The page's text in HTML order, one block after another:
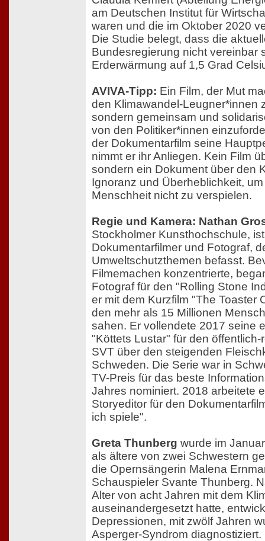
am Deutschen Institut für
waren und die im Oktober 2020
Die Studie belegt, dass die
Bundesregierung nicht vereinbar
Erderwärmung auf 1,5 Grad
AVIVA-Tipp: Ein Film, der Mut
den Klimawandel-Leugner*innen
sondern gemeinsam und
von den Politiker*innen
der Dokumentarfilm seine
nimmt er ihr Anliegen. Kein Film
sondern ein Dokument über den
Ignoranz und Überheblichkeit,
Menschheit nicht zu verspielen.
Regie und Kamera: Nathan
Stockholmer Kunsthochschule,
Dokumentarfilmer und Fotograf,
Umweltschutzthemen befasst.
Filmemachen konzentrierte,
Fotograf für den "Rolling Stone
er mit dem Kurzfilm "The Toaster
den mehr als 15 Millionen
sahen. Er vollendete 2017 seine
"Köttets Lustar" für den
SVT über den steigenden
Schweden. Die Serie war in
TV-Preis für das beste
Jahres nominiert. 2018 arbeitete
Storyeditor für den
ich spiele".
Greta Thunberg wurde im
als ältere von zwei Schwestern
die Opernsängerin Malena
Schauspieler Svante Thunberg.
Alter von acht Jahren mit dem
auseinandergesetzt hatte,
Depressionen, mit zwölf Jahren
Asperger-Syndrom diagnostiziert.